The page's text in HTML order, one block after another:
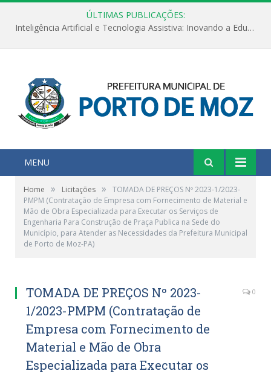
ÚLTIMAS PUBLICAÇÕES:
Inteligência Artificial e Tecnologia Assistiva: Inovando a Educação Especial e Inclusiva
MENU
Home » Licitações »
TOMADA DE PREÇOS Nº 2023-1/2023-
PMPM (Contratação de Empresa com Fornecimento de Material e
Mão de Obra Especializada para Executar os Serviços de
Engenharia Para Construção de Praça Publica na Sede do
Município, para Atender as Necessidades da Prefeitura Municipal
de Porto de Moz-PA)
TOMADA DE PREÇOS Nº 2023-
1/2023-PMPM (Contratação de
Empresa com Fornecimento de
Material e Mão de Obra
Especializada para Executar os
0